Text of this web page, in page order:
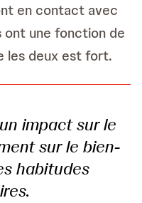
en contact avec
ont une fonction de
les deux est fort.
impact sur le
sur le bien-
habitudes